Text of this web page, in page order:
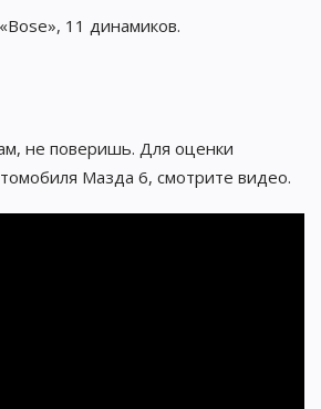
11 динамиков.
не поверишь. Для оценки
Мазда 6, смотрите видео.